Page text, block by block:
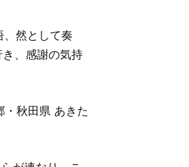
然として奏
、感謝の気持
秋田県 あきた